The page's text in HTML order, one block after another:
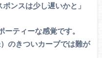
ンスは少し遅いかと」
ーティーな感覚です。
のきついカーブでは難が